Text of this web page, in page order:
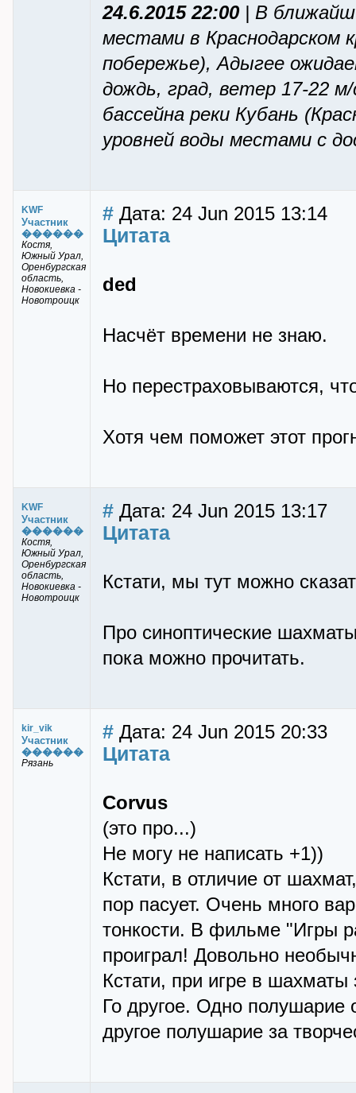
24.6.2015 22:00 | В
местами в Краснодарском
побережье), Адыгее
дождь, град, ветер 17-22
бассейна реки Кубань
уровней воды местами с
KWF
Участник
������
Костя,
Южный Урал,
Оренбургская
область,
Новокиевка -
Новотроицк
# Дата: 24 Jun 2015 13:14
Цитата
ded
Насчёт времени не знаю.
Но перестраховываются,
Хотя чем поможет этот
KWF
Участник
������
Костя,
Южный Урал,
Оренбургская
область,
Новокиевка -
Новотроицк
# Дата: 24 Jun 2015 13:17
Цитата
Кстати, мы тут можно
Про синоптические
пока можно прочитать.
kir_vik
Участник
������
Рязань
# Дата: 24 Jun 2015 20:33
Цитата
Corvus
(это про...)
Не могу не написать +1))
Кстати, в отличие от
пор пасует. Очень много
тонкости. В фильме "Игры
проиграл! Довольно
Кстати, при игре в шахматы
Го другое. Одно полушарие
другое полушарие за